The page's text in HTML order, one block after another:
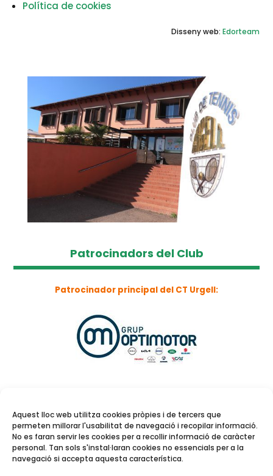
Aquest lloc web utilitza cookies pròpies i de tercers que
permeten millorar l'usabilitat de navegació i recopilar informació.
No es faran servir les cookies per a recollir informació de caràcter
personal. Tan sols s'instal·laran cookies no essencials per a la
navegació si accepta aquesta característica.
Política de cookies
Disseny web: Edorteam
Patrocinadors del Club
Patrocinador principal del CT Urgell: